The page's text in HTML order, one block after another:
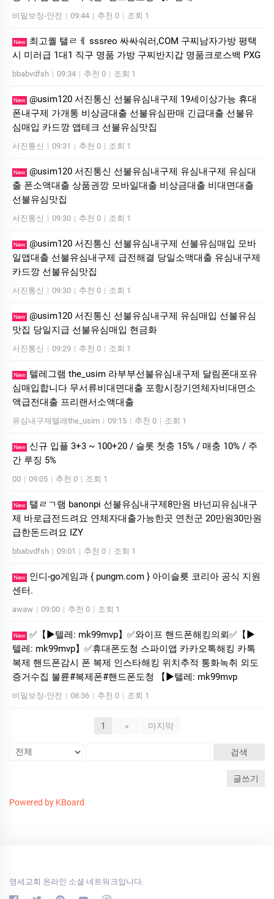
비밀보장-안전 | 09:44 | 추천 0 | 조회 1
New
최고퀄 탤ㄹㅔ sssreo 싸싸숴러,COM 구찌남자가방 평택
시 미러급 1대1 직구 명품 가방 구찌반지갑 명품크로스백 PXG
bbabvdfsh | 09:34 | 추천 0 | 조회 1
New @usim120 서진통신 선불유심내구제 19세이상가능 휴대
폰내구제 가개통 비상금대출 선불유심판매 긴급대출 선불유
심매입 카드깡 앱테크 선불유심맛집
서진통신 | 09:31 | 추천 0 | 조회 1
New @usim120 서진통신 선불유심내구제 유심내구제 유심대
출 폰소액대출 상품권깡 모바일대출 비상금대출 비대면대출
선불유심맛집
서진통신 | 09:30 | 추천 0 | 조회 1
New @usim120 서진통신 선불유심내구제 선불유심매입 모바
일앱대출 선불유심내구제 급전해결 당일소액대출 유심내구제
카드깡 선불유심맛집
서진통신 | 09:30 | 추천 0 | 조회 1
New @usim120 서진통신 선불유심내구제 유심매입 선불유심
맛집 당일지급 선불유심매입 현금화
서진통신 | 09:29 | 추천 0 | 조회 1
New
텔레그램 the_usim 라부부선불유심내구제 달림폰대포유
심매입합니다 무서류비대면대출 포항시장기연체자비대면소
액급전대출 프리랜서소액대출
유심내구제텔레the_usim | 09:15 | 추천 0 | 조회 1
New
신규 입플 3+3 ~ 100+20 / 슬롯 첫충 15% / 매충 10% / 주
간 루징 5%
00 | 09:05 | 추천 0 | 조회 1
New
탤ㄹㄱ램 banonpi 선불유심내구제8만원 바넌피유심내구
제 바로급전드려요 연체자대출가능한곳 연천군 20만원30만원
급한돈드려요 IZY
bbabvdfsh | 09:01 | 추천 0 | 조회 1
New
인디-go게임과 { pungm.com } 아이슬룟 코리아 공식 지원
센터.
awaw | 09:00 | 추천 0 | 조회 1
New ✅【▶텔레: mk99mvp】✅와이프 핸드폰해킹의뢰✅【▶
텔레: mk99mvp】✅휴대폰도청 스파이앱 카카오톡해킹 카톡
복제 핸드폰감시 폰 복제 인스타해킹 위치추적 통화녹취 외도
증거수집 불륜#복제폰#핸드폰도청 【▶텔레: mk99mvp
비밀보장-안전 | 08:36 | 추천 0 | 조회 1
1 » 마지막
검색
글쓰기
Powered by KBoard
영세교회 온라인 소셜 네트워크입니다.